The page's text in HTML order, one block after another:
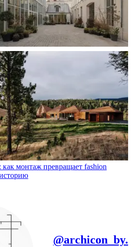
монтаж превращает fashion
@archicon_by.